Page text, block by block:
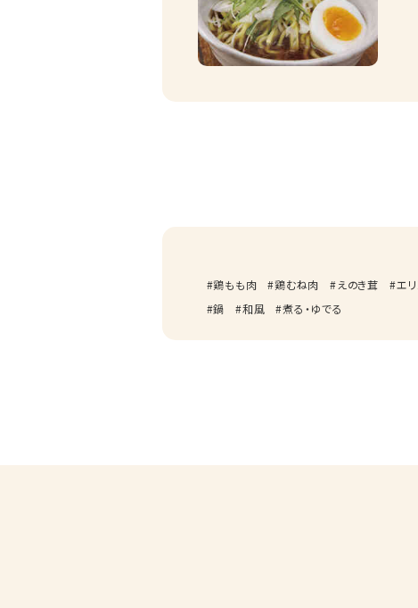
鶏もも肉 鶏むね肉 えのき茸 エ
鍋
和風 煮る・ゆでる